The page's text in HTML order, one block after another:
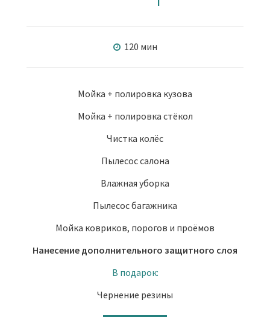
120 мин
Мойка + полировка кузова
Мойка + полировка стёкол
Чистка колёс
Пылесос салона
Влажная уборка
Пылесос багажника
Мойка ковриков, порогов и проёмов
Нанесение дополнительного защитного слоя
В подарок:
Чернение резины